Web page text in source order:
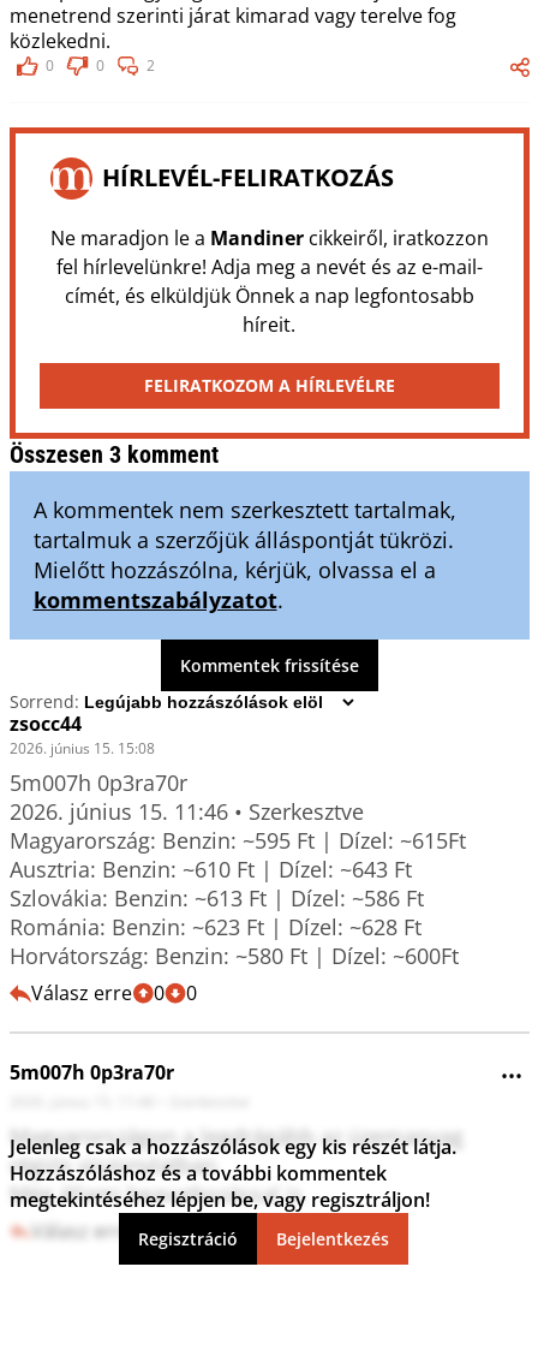
menetrend szerinti járat kimarad vagy terelve fog
közlekedni.
0 0 2
HÍRLEVÉL-FELIRATKOZÁS
Ne maradjon le a Mandinercikkeiről, iratkozzon
fel hírlevelünkre! Adja meg a nevét és az e-mail-
címét, és elküldjük Önnek a nap legfontosabb
híreit.
FELIRATKOZOM A HÍRLEVÉLRE
Összesen 3 komment
A kommentek nem szerkesztett tartalmak,
tartalmuk a szerzőjük álláspontját tükrözi.
Mielőtt hozzászólna, kérjük, olvassa el a
kommentszabályzatot.
Kommentek frissítése
Sorrend:
zsocc44
2026. június 15. 15:08
5m007h 0p3ra70r
2026. június 15. 11:46 • Szerkesztve
Magyarország: Benzin: ~595 Ft | Dízel: ~615Ft
Ausztria: Benzin: ~610 Ft | Dízel: ~643 Ft
Szlovákia: Benzin: ~613 Ft | Dízel: ~586 Ft
Románia: Benzin: ~623 Ft | Dízel: ~628 Ft
Horvátország: Benzin: ~580 Ft | Dízel: ~600Ft
Válasz erre 0 0
5m007h 0p3ra70r •••
Magyarországon a legdrágább az üzemanyag
régiós viszonylatban.
Még állami beavatkozással is.
Válasz erre 1 1
Jelenleg csak a hozzászólások egy kis részét látja.
Hozzászóláshoz és a további kommentek
megtekintéséhez lépjen be, vagy regisztráljon!
Regisztráció Bejelentkezés